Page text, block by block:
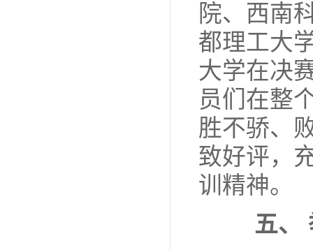
院、西南
都理工大
大学在决
员们在整
胜不骄、
致好评，
训精神。
五、